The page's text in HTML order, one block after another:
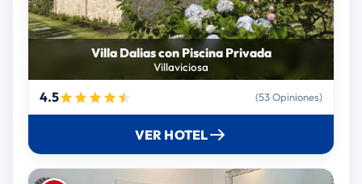
Villa Dalias con Piscina Privada
Villaviciosa
4.5 (53 Opiniones)
VER HOTEL